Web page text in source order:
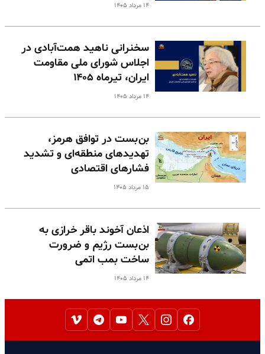
۱۴ مرداد ۱۴۰۵
سخنرانی ناهید همت‌آبادی در
اجلاس شورای ملی مقاومت
ایران، تیرماه ۱۴۰۵
۱۴ مرداد ۱۴۰۵
بن‌بست در توافق هرمز،
تهدیدهای منطقه‌ای و تشدید
فشارهای اقتصادی
۱۵ مرداد ۱۴۰۵
اذعان آخوند باقر خرازی به
بن‌بست رژیم و ضرورت
ساخت بمب اتمی
۱۴ مرداد ۱۴۰۵